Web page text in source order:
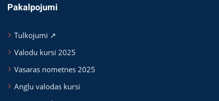
Pakalpojumi
Tulkojumi ↗
Valodu kursi 2025
Vasaras nometnes 2025
Angļu valodas kursi